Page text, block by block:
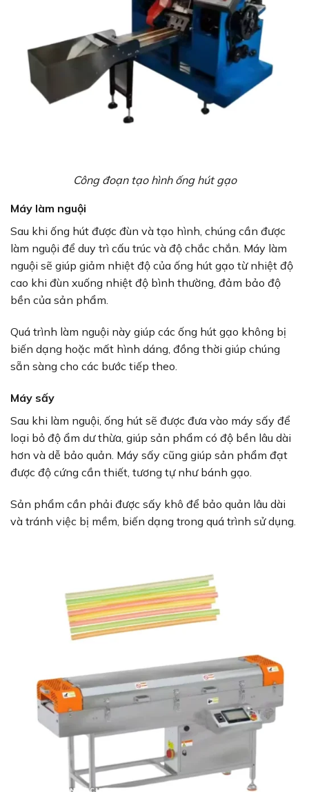
Công đoạn tạo hình ống hút gạo
Máy làm nguội
Sau khi ống hút được đùn và tạo hình, chúng cần được
làm nguội để duy trì cấu trúc và độ chắc chắn. Máy làm
nguội sẽ giúp giảm nhiệt độ của ống hút gạo từ nhiệt độ
cao khi đùn xuống nhiệt độ bình thường, đảm bảo độ
bền của sản phẩm.
Quá trình làm nguội này giúp các ống hút gạo không bị
biến dạng hoặc mất hình dáng, đồng thời giúp chúng
sẵn sàng cho các bước tiếp theo.
Máy sấy
Sau khi làm nguội, ống hút sẽ được đưa vào máy sấy để
loại bỏ độ ẩm dư thừa, giúp sản phẩm có độ bền lâu dài
hơn và dễ bảo quản. Máy sấy cũng giúp sản phẩm đạt
được độ cứng cần thiết, tương tự như bánh gạo.
Sản phẩm cần phải được sấy khô để bảo quản lâu dài
và tránh việc bị mềm, biến dạng trong quá trình sử dụng.